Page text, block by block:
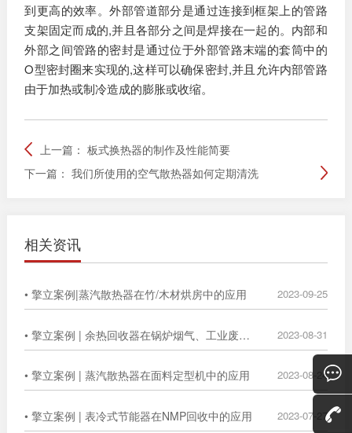
到更高的效率。外部管道部分是通过连接到框架上的管路
支架固定而成的,并且各部分之间是焊接在一起的。内部和
外部之间管路的密封是通过位于外部管路末端的套筒中的
O型密封圈来实现的,这样可以确保密封,并且允许内部管路
由于加热或制冷造成的膨胀或收缩。
上一篇： 板式换热器的制作及性能简要
下一篇： 我们所使用的空气散热器如何定期清洗
相关资讯
• 擎立案例|蒸汽散热器在竹/木材烘房中的应用 2023-09-25
• 擎立案例 | 余热回收器在锅炉烟气、工业废气中的广泛应用 2023-08-31
• 擎立案例 | 蒸汽散热器在面料定型机中的应用 2023-08-24
• 擎立案例 | 表冷式节能器在NMP回收中的应用 2023-07-27